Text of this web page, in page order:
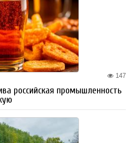
147
российская промышленность